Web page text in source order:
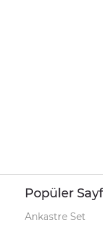
Popüler
Ankastre Set